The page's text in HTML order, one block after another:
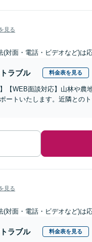
見る
(対面・電話・ビデオなど)は
ラブル 料金表を見る
【WEB面談対応】山林や
ートいたします。近隣との
見る
(対面・電話・ビデオなど)は
ラブル 料金表を見る